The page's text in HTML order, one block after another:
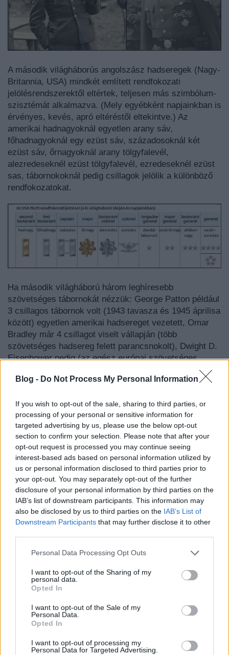
Blog - Do Not Process My Personal Information
If you wish to opt-out of the sale, sharing to third parties, or
processing of your personal or sensitive information for
targeted advertising by us, please use the below opt-out
section to confirm your selection. Please note that after your
opt-out request is processed you may continue seeing
interest-based ads based on personal information utilized by
us or personal information disclosed to third parties prior to
your opt-out. You may separately opt-out of the further
disclosure of your personal information by third parties on the
IAB’s list of downstream participants. This information may
also be disclosed by us to third parties on the IAB’s List of
Downstream Participants that may further disclose it to other
Please note that this website/app uses one or more Google
not limited to your visit or usage behaviour. You may click to
grant or deny consent to Google and its third-party tags to
use your data for below specified purposes in below Google
consent section.
Personal Data Processing Opt Outs
I want to opt-out of the Sharing of my
personal data.
Opted In
I want to opt-out of the Sale of my
Personal Data.
Opted In
I want to opt-out of processing my
Personal Data for Targeted Advertising.
A második világháborús angolszász hadseregek (Nagy-
Britannia, USA) mindkét említett rendfokozati
jelölésrendszerektől eltértek, teljesen más szimbólum-
szisztémát alkalmazva. (Mely egyébként napjainkban is
érvényes, kevés, apró eltéréstől eltekintve.) Az
amerikai hadnagyoknál egyetlen arany sáv,
főhadnagyoknál egy ezüst sáv, századosoknál két
ezüst sáv, őrnagyoknál arany tölgyfalevél,
alezredeseknél ezüst tölgyfalevél, ezredeseknél ezüst
sas, tábornokoknál pedig csillagok jelölik a különböző
rendfokozatokat.
Ha második világháború három leghíresebb
szövetséges tábornokát nézzük: George Patton például
3 csillagos tábornok volt (1943 tavasza és 1945 áprilisa
között) egyetlen amerikai hadsereget vezetett, Omar
Bradley már 4 csillagot viselt vállapján (több
szövetséges hadsereg felett parancsnokolt), Dwight D.
Eisenhower pedig (az egész európai szövetséges
büszkélkedhetett (1944 decemberétől).
A fenti képen az ekkor még 4 csillagos Dwight
Patton. A háborút mindketten eggyel több csillaggal
fejezték be. Bár ez előbbi esetében nem sokat
elnöke lehetett.
némileg eltért az amerikaitól, ők apró korona jeleket